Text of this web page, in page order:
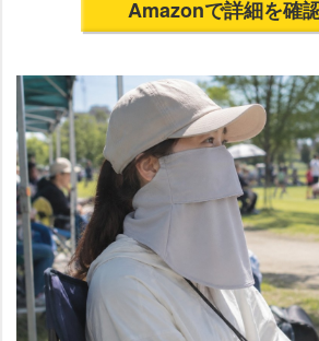
Amazonで詳細を確